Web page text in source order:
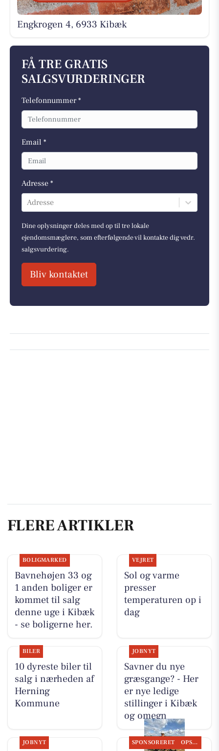
Engkrogen 4, 6933 Kibæk
FÅ TRE GRATIS
SALGSVURDERINGER
Telefonnummer *
Email *
Adresse *
Adresse
Dine oplysninger deles med op til tre lokale
ejendomsmæglere, som efterfølgende vil kontakte dig vedr.
salgsvurdering.
Bliv kontaktet
FLERE ARTIKLER
BOLIGMARKED
Bavnehøjen 33 og
1 anden boliger er
kommet til salg
denne uge i Kibæk
- se boligerne her.
VEJRET
Sol og varme
presser
temperaturen op i
dag
BILER
10 dyreste biler til
salg i nærheden af
Herning
Kommune
JOBNYT
Savner du nye
græsgange? - Her
er nye ledige
stillinger i Kibæk
og omegn
JOBNYT SPONSORERET OPSLAGSTAVLEN